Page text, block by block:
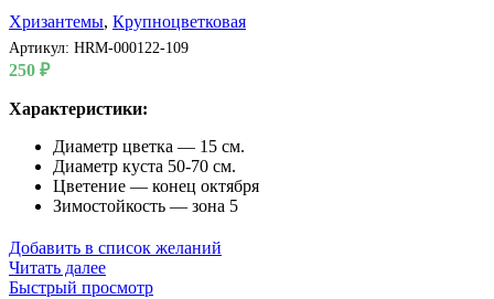
Хризантемы, Крупноцветковая
Артикул: HRM-000122-109
250 ₽
Характеристики:
Диаметр цветка — 15 см.
Диаметр куста 50-70 см.
Цветение — конец октября
Зимостойкость — зона 5
Добавить в список желаний
Читать далее
Быстрый просмотр